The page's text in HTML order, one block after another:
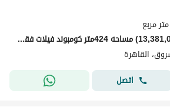
فيلا بسعر شقه كاش(13,381,000) مساحه 424متر كومبوند فيلات فقط فيو لاندسكيب في الشروق دايركت علي طريق السويس سورفي سور مع لافيستا امام اوبن اير مول
اتصل